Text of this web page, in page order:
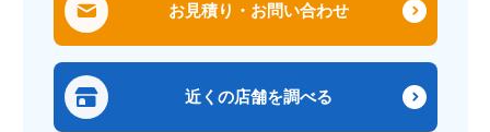
お見積り・お問い合わせ
近くの店舗を調べる